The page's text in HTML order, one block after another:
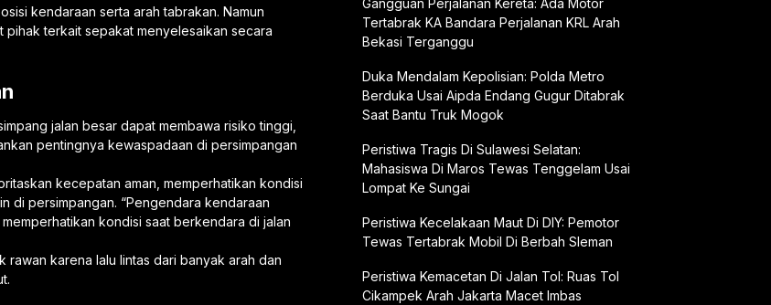
kendaraan serta arah tabrakan. Namun
terkait sepakat menyelesaikan secara
jalan besar dapat membawa risiko tinggi,
pentingnya kewaspadaan di persimpangan
kecepatan aman, memperhatikan kondisi
di persimpangan. “Pengendara kendaraan
kondisi saat berkendara di jalan
karena lalu lintas dari banyak arah dan
Gangguan Perjalanan Kereta: Ada Motor
Tertabrak KA Bandara Perjalanan KRL Arah
Bekasi Terganggu
Duka Mendalam Kepolisian: Polda Metro
Berduka Usai Aipda Endang Gugur Ditabrak
Saat Bantu Truk Mogok
Peristiwa Tragis Di Sulawesi Selatan:
Mahasiswa Di Maros Tewas Tenggelam Usai
Lompat Ke Sungai
Peristiwa Kecelakaan Maut Di DIY: Pemotor
Tewas Tertabrak Mobil Di Berbah Sleman
Peristiwa Kemacetan Di Jalan Tol: Ruas Tol
Cikampek Arah Jakarta Macet Imbas